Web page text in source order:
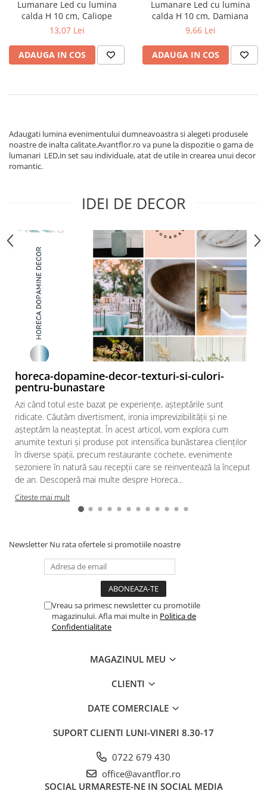
Vaze din sticla
Vase din ceramica
Mobilier urban
Cala
Tropicale
Buchete artificiale
Crizantema
Hortensia
Lavanda
Minirosa
Flori de camp
Bumbac
Iasomie
Margarete
Narcise
Wisteria
Capete flori
Cap minirosa
Cap orhidee phalaenopsis
Crengi decorative
Ghirlande
Copaci si Plante
Flori artificiale la ghiveci
Verdeata decorativa
Kit-uri Baloane
Rafii, clipsuri,pompe
Accesorii petrecere
Cake toppers
Ghirlande
Lumanari si accesorii tort
Panou decorativ
Tun Confetti
Petrecere Tematica
Petrecere fetite
Petrecere Baieti
Petrecere Adulti
Lumanare Led cu lumina
calda H 10 cm, Caliope
13,07 Lei
ADAUGA IN COS
Lumanare Led cu lumina
calda H 10 cm, Damiana
9,66 Lei
ADAUGA IN COS
Adaugati lumina evenimentului dumneavoastra si alegeti produsele
noastre de inalta calitate.Avantflor.ro va pune la dispozitie o gama de
lumanari LED,in set sau individuale, atat de utile in crearea unui decor
romantic.
IDEI DE DECOR
horeca-dopamine-decor-texturi-si-culori-
pentru-bunastare
Azi când totul este bazat pe experiențe, așteptările sunt
ridicate. Căutăm divertisment, ironia imprevizibilității și ne
așteptăm la neașteptat. În acest articol, vom explora cum
anumite texturi și produse pot intensifica bunăstarea clienților
în diverse spații, precum restaurante cochete, evenimente
sezoniere în natură sau recepții care se reinventează la început
de an. Descoperă mai multe despre Horeca...
Citeste mai mult
Newsletter Nu rata ofertele si promotiile noastre
Vreau sa primesc newsletter cu promotiile
magazinului. Afla mai multe in Politica de
Confidentialitate
MAGAZINUL MEU
CLIENTI
DATE COMERCIALE
SUPORT CLIENTI LUNI-VINERI 8.30-17
0722 679 430
office@avantflor.ro
SOCIAL URMARESTE-NE IN SOCIAL MEDIA